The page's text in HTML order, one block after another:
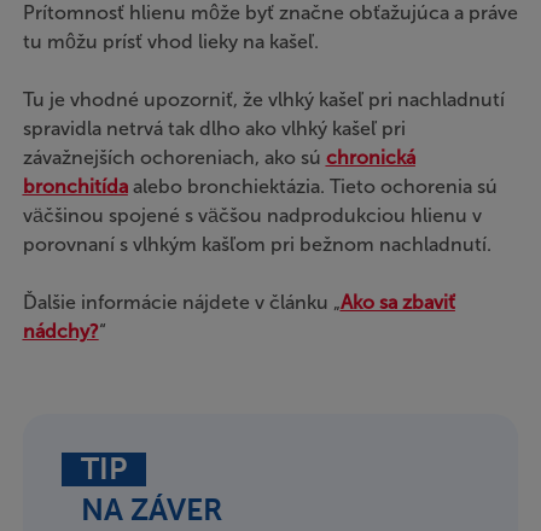
Prítomnosť hlienu môže byť značne obťažujúca a práve
tu môžu prísť vhod lieky na kašeľ.
Tu je vhodné upozorniť, že vlhký kašeľ pri nachladnutí
spravidla netrvá tak dlho ako vlhký kašeľ pri
závažnejších ochoreniach, ako sú chronická
bronchitídaalebo bronchiektázia. Tieto ochorenia sú
väčšinou spojené s väčšou nadprodukciou hlienu v
porovnaní s vlhkým kašľom pri bežnom nachladnutí.
Ďalšie informácie nájdete v článku „Ako sa zbaviť
nádchy?“
TIP
NA ZÁVER